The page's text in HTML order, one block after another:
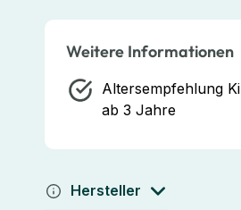
Weitere Informationen
Altersempfehlung
ab 3 Jahre
Hersteller